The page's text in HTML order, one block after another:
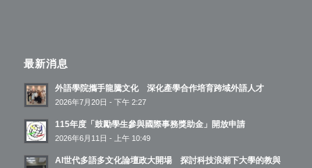
最新消息
外語學院攜手龍騰文化 深化產學合作培育跨域外語人才
2026年7月20日 - 下午 2:27
115年度「鼓勵學生參與國際事務獎助金」開放申請
2026年6月11日 - 上午 10:49
AI世代多語多文化論壇政大開場 探討科技浪潮下大學的教與